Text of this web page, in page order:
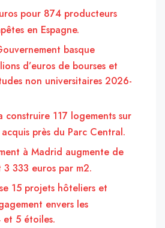
pour 874 producteurs
en Espagne.
basque
d’euros de bourses et
non universitaires 2026-
construire 117 logements sur
près du Parc Central.
à Madrid augmente de
333 euros par m2.
15 projets hôteliers et
envers les
et 5 étoiles.